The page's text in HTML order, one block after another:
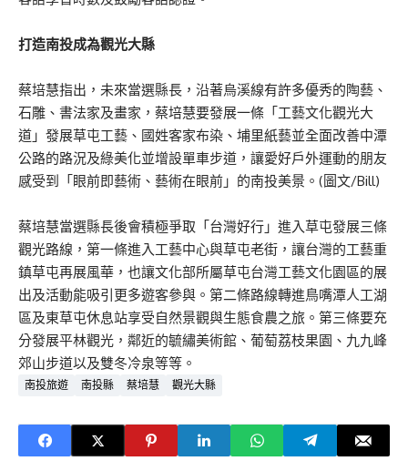
打造南投成為觀光大縣
蔡培慧指出，未來當選縣長，沿著烏溪線有許多優秀的陶藝、
石雕、書法家及畫家，蔡培慧要發展一條「工藝文化觀光大
道」發展草屯工藝、國姓客家布染、埔里紙藝並全面改善中潭
公路的路況及綠美化並增設單車步道，讓愛好戶外運動的朋友
感受到「眼前即藝術、藝術在眼前」的南投美景。(圖文/Bill)
蔡培慧當選縣長後會積極爭取「台灣好行」進入草屯發展三條
觀光路線，第一條進入工藝中心與草屯老街，讓台灣的工藝重
鎮草屯再展風華，也讓文化部所屬草屯台灣工藝文化園區的展
出及活動能吸引更多遊客參與。第二條路線轉進鳥嘴潭人工湖
區及東草屯休息站享受自然景觀與生態食農之旅。第三條要充
分發展平林觀光，鄰近的毓繡美術館、葡萄荔枝果園、九九峰
郊山步道以及雙冬冷泉等等。
南投旅遊 南投縣 蔡培慧 觀光大縣